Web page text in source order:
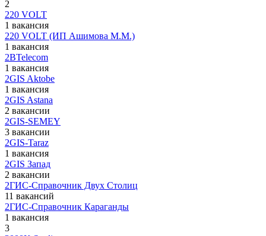
2
220 VOLT
1 вакансия
220 VOLT (ИП Ашимова М.М.)
1 вакансия
2BTelecom
1 вакансия
2GIS Aktobe
1 вакансия
2GIS Astana
2 вакансии
2GIS-SEMEY
3 вакансии
2GIS-Taraz
1 вакансия
2GIS Запад
2 вакансии
2ГИС-Справочник Двух Столиц
11 вакансий
2ГИС-Справочник Караганды
1 вакансия
3